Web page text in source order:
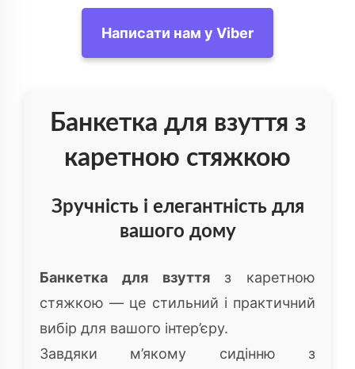
Написати нам у Viber
Банкетка для взуття з
каретною стяжкою
Зручність і елегантність для
вашого дому
Банкетка для взуттяз каретною
стяжкою — це стильний і практичний
вибір для вашого інтер’єру.
Завдяки м’якому сидінню з